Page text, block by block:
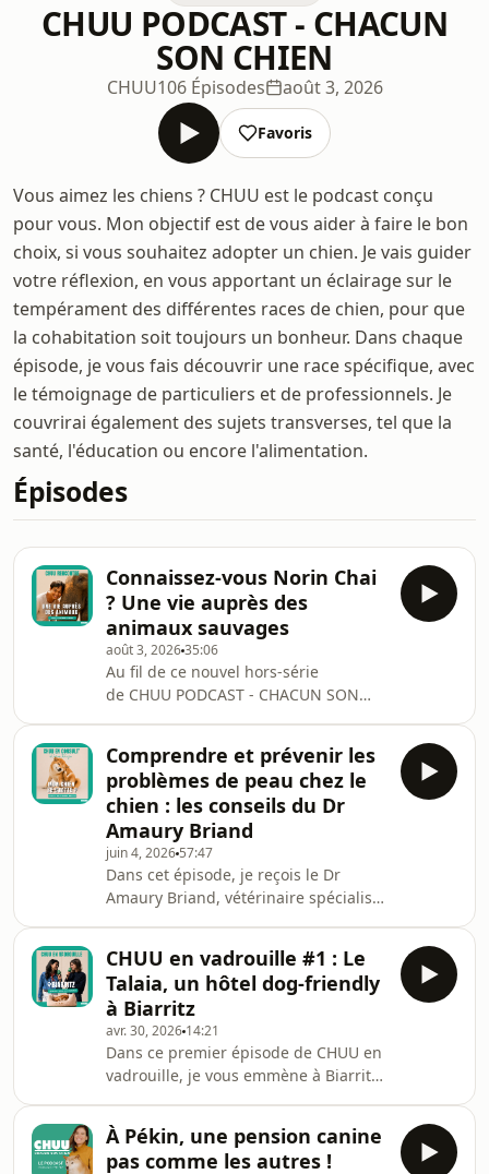
CHUU PODCAST - CHACUN
SON CHIEN
CHUU106 Épisodes août 3, 2026
Favoris
Vous aimez les chiens ? CHUU est le podcast conçu
pour vous. Mon objectif est de vous aider à faire le bon
choix, si vous souhaitez adopter un chien. Je vais guider
votre réflexion, en vous apportant un éclairage sur le
tempérament des différentes races de chien, pour que
la cohabitation soit toujours un bonheur. Dans chaque
épisode, je vous fais découvrir une race spécifique, avec
le témoignage de particuliers et de professionnels. Je
couvrirai également des sujets transverses, tel que la
santé, l'éducation ou encore l'alimentation.
Épisodes
Connaissez-vous Norin Chai
? Une vie auprès des
animaux sauvages
août 3, 202635:06
Au fil de ce nouvel hors-série
de CHUU PODCAST - CHACUN SON
direction d'un parc national au Tchad
à ses années au Muséum national
d'Histoire naturelle, en passant par la
création de son ONG. Ensemble, nous
parlerons aussi de sujets qui nous
concernent tous : le rôle des zoos au
XXIᵉ siècle, la conservation des
espèces, le bien-être des
Comprendre et prévenir les
problèmes de peau chez le
chien : les conseils du Dr
Amaury Briand
juin 4, 2026 57:47
Dans cet épisode, je reçois le Dr
Amaury Briand, vétérinaire spécialiste
un sujet aussi fréquent que souvent
mal interprété : les problèmes de
peau chez le chien.Démangeaisons,
rougeurs, léchage des pattes, otites,
allergies, infections, parasites… à
partir de quand faut-il s’inquiéter ?
Comment distinguer un simple
inconfort d’un vrai pr
CHUU en vadrouille #1 : Le
Talaia, un hôtel dog-friendly
à Biarritz
avr. 30, 2026 14:21
Dans ce premier épisode de CHUU en
vadrouille, je vous emmène à Biarritz,
que signifie vraiment être un lieu dog
friendly aujourd’hui. Avec Charlotte,
responsable communication et
À Pékin, une pension canine
pas comme les autres !